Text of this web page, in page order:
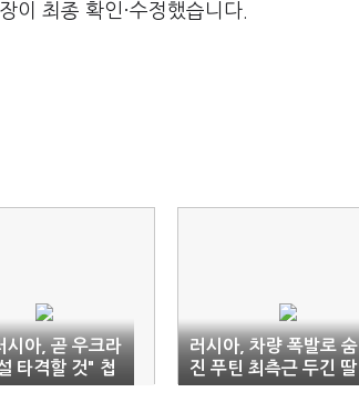
이 최종 확인·수정했습니다.
시아, 곧 우크라
타격할 것" 첩
러시아, 차량 폭발로 숨
진 푸틴 최측근 두긴 딸
에게 훈장 수여